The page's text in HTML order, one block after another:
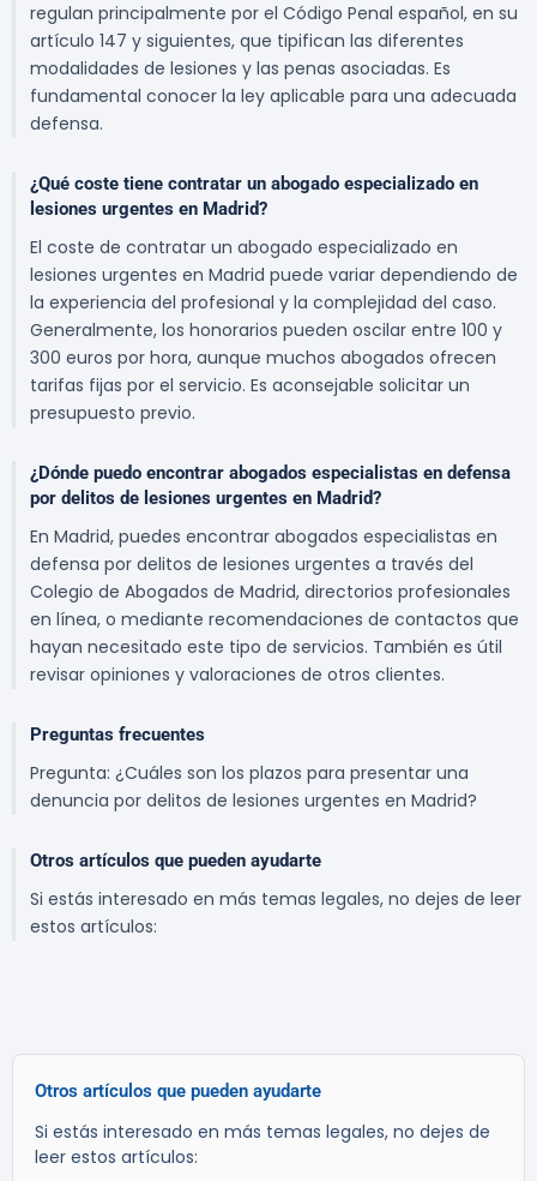
regulan principalmente por el Código Penal español, en su
artículo 147 y siguientes, que tipifican las diferentes
modalidades de lesiones y las penas asociadas. Es
fundamental conocer la ley aplicable para una adecuada
defensa.
¿Qué coste tiene contratar un abogado especializado en
lesiones urgentes en Madrid?
El coste de contratar un abogado especializado en
lesiones urgentes en Madrid puede variar dependiendo de
la experiencia del profesional y la complejidad del caso.
Generalmente, los honorarios pueden oscilar entre 100 y
300 euros por hora, aunque muchos abogados ofrecen
tarifas fijas por el servicio. Es aconsejable solicitar un
presupuesto previo.
¿Dónde puedo encontrar abogados especialistas en defensa
por delitos de lesiones urgentes en Madrid?
En Madrid, puedes encontrar abogados especialistas en
defensa por delitos de lesiones urgentes a través del
Colegio de Abogados de Madrid, directorios profesionales
en línea, o mediante recomendaciones de contactos que
hayan necesitado este tipo de servicios. También es útil
revisar opiniones y valoraciones de otros clientes.
Preguntas frecuentes
Pregunta: ¿Cuáles son los plazos para presentar una
denuncia por delitos de lesiones urgentes en Madrid?
Otros artículos que pueden ayudarte
Si estás interesado en más temas legales, no dejes de leer
estos artículos:
Otros artículos que pueden ayudarte
Si estás interesado en más temas legales, no dejes de
leer estos artículos: